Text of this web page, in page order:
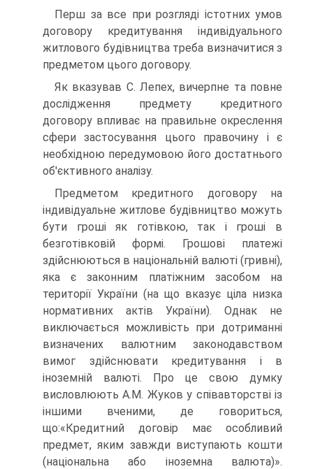
Перш за все при розгляді істотних умов
договору кредитування індивідуального
житлового будівництва треба визначитися з
предметом цього договору.
Як вказував С. Лепех, вичерпне та повне
дослідження предмету кредитного
договору впливає на правильне окреслення
сфери застосування цього правочину і є
необхідною передумовою його достатнього
об'єктивного аналізу.
Предметом кредитного договору на
індивідуальне житлове будівництво можуть
бути гроші як готівкою, так і гроші в
безготівковій формі. Грошові платежі
здійснюються в національній валюті (гривні),
яка є законним платіжним засобом на
території України (на що вказує ціла низка
нормативних актів України). Однак не
виключається можливість при дотриманні
визначених валютним законодавством
вимог здійснювати кредитування і в
іноземній валюті. Про це свою думку
висловлюють А.М. Жуков у співавторстві із
іншими вченими, де говориться,
що:«Кредитний договір має особливий
предмет, яким завжди виступають кошти
(національна або іноземна валюта)».